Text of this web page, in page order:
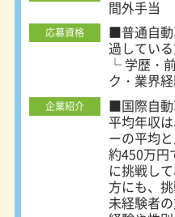
指導や教
仕事を担
すること
て仕事に
ら責任あ
で、実力
国際グル
ます。 ～個人タクシー事業として独
立する～
独立も応
が個人タ
していま
ルとマイ
間外手当
応募資格
■普通自動
過してい
└ 学歴・
ク・業界
└ 未経験者
職種から
歓迎?
★95％が
ドライバ
様々で、
前職は営
企業紹介
■国際自動
平均年収
ーの平均
約450万円
に挑戦し
方にも、
未経験者